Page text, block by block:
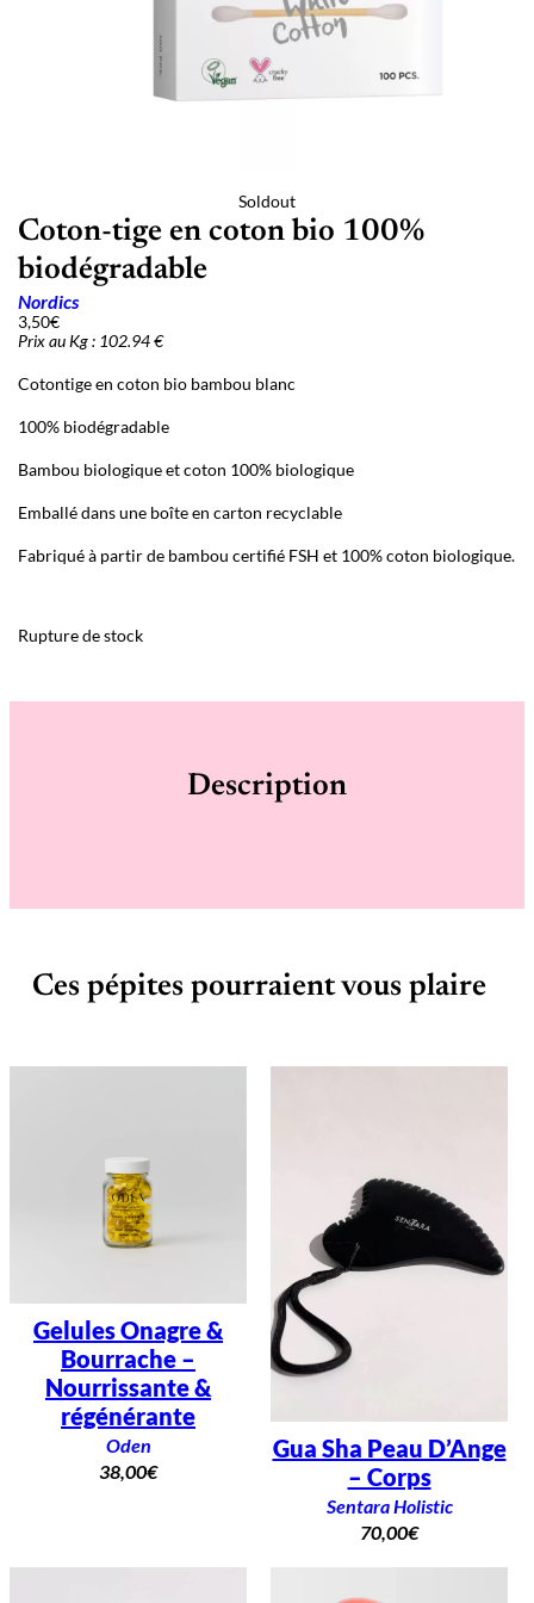
Soldout
Coton-tige en coton bio 100%
biodégradable
Nordics
3,50€
Prix au Kg : 102.94 €
Cotontige en coton bio bambou blanc
100% biodégradable
Bambou biologique et coton 100% biologique
Emballé dans une boîte en carton recyclable
Fabriqué à partir de bambou certifié FSH et 100% coton biologique.
Rupture de stock
Description
Ces pépites pourraient vous plaire
Gelules Onagre &
Bourrache –
Nourrissante &
régénérante
Oden
38,00€
Gua Sha Peau D’Ange
– Corps
Sentara Holistic
70,00€